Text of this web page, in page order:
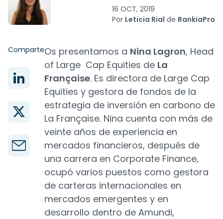
16 OCT, 2019
Por Leticia Rial de RankiaPro
ComparteOs presentamos a Nina Lagron, Head
of Large Cap Equities de La
Française. Es directora de Large Cap
Equities y gestora de fondos de la
estrategia de inversión en carbono de
La Française. Nina cuenta con más de
veinte años de experiencia en
mercados financieros, después de
una carrera en Corporate Finance,
ocupó varios puestos como gestora
de carteras internacionales en
mercados emergentes y en
desarrollo dentro de Amundi,